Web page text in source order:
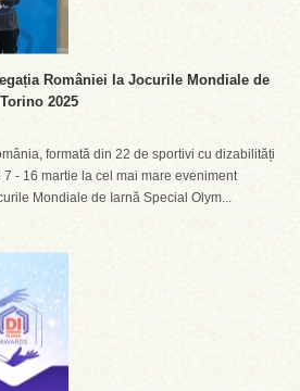
României la Jocurile Mondiale de
2025
formată din 22 de sportivi cu dizabilități
- 16 martie la cel mai mare eveniment
Mondiale de Iarnă Special Olym...